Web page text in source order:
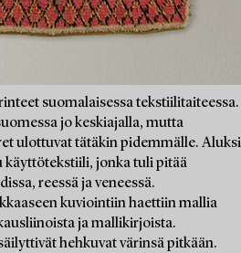
suomalaisessa tekstiilitaiteessa.
jo keskiajalla, mutta
ulottuvat tätäkin pidemmälle. Aluksi
jonka tuli pitää
reessä ja veneessä.
kuviointiin haettiin mallia
ja mallikirjoista.
hehkuvat värinsä pitkään.